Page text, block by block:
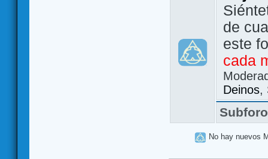
de
este
cada
Deinos,
No hay nuevos